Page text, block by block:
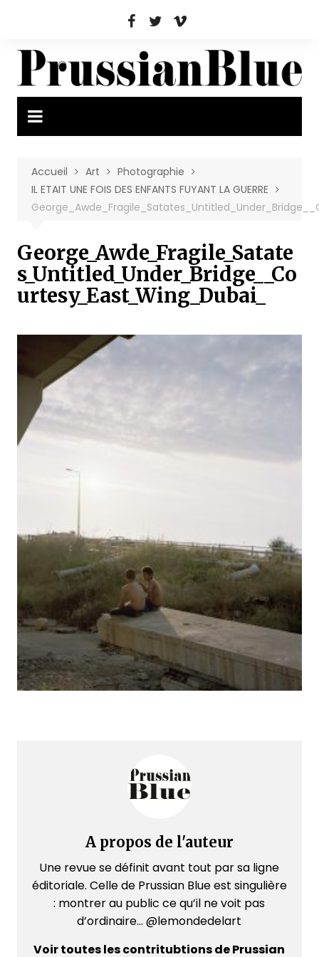
Accueil Art
Photographie
IL ETAIT UNE FOIS DES ENFANTS FUYANT LA GUERRE
George_Awde_Fragile_Satate
s_Untitled_Under_Bridge__Co
urtesy_East_Wing_Dubai_
A propos de l'auteur
Une revue se définit avant tout par sa ligne
éditoriale. Celle de Prussian Blue est singulière
: montrer au public ce qu’il ne voit pas
d’ordinaire... @lemondedelart
Voir toutes les contritubtions de Prussian